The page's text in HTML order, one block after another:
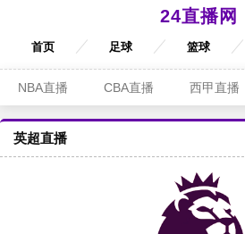
24直播网
首页 足球 篮球
NBA直播 CBA直播 西甲直播
英超直播